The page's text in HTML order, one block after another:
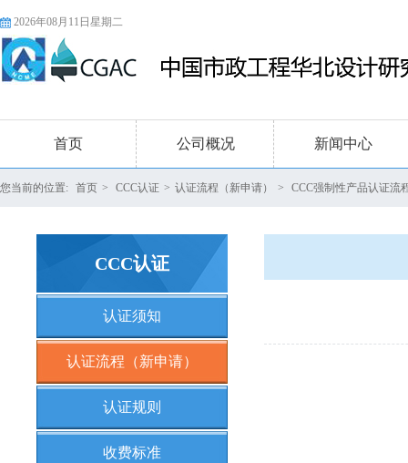
2026年08月11日星期二
首页 公司概况 新闻中心
您当前的位置: 首页 > CCC认证 > 认证流程（新申请） > CCC强制性产品认证流
CCC认证
认证须知
认证流程（新申请）
认证规则
收费标准